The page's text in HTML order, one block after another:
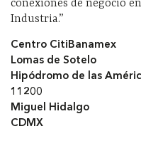
conexiones de negocio
Industria.”
Centro CitiBanamex
Lomas de Sotelo
Hipódromo de las
11200
Miguel Hidalgo
CDMX